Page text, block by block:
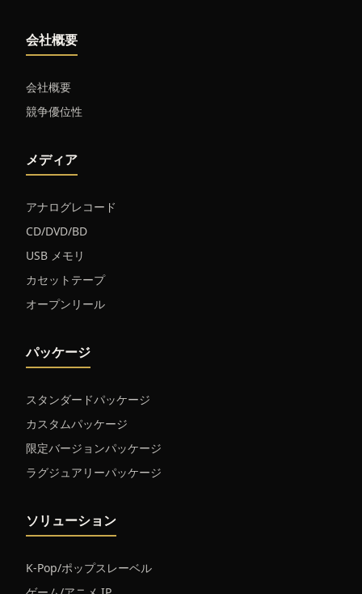
会社概要
会社概要
競争優位性
メディア
アナログレコード
CD/DVD/BD
USB メモリ
カセットテープ
オープンリール
パッケージ
スタンダードパッケージ
カスタムパッケージ
限定バージョンパッケージ
ラグジュアリーパッケージ
ソリューション
K-Pop/ポップスレーベル